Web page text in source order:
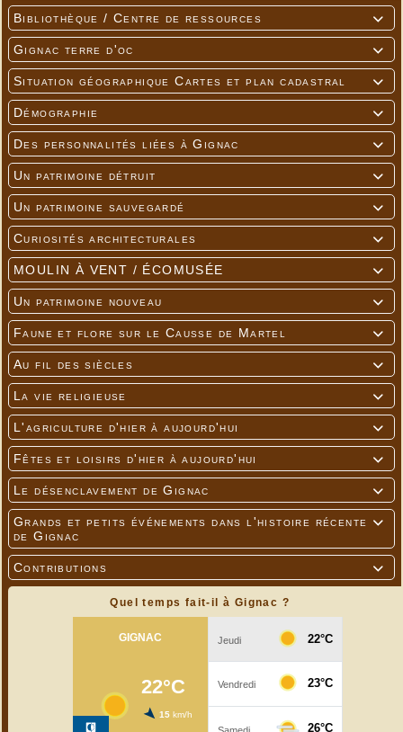

Bibliothèque / Centre de ressources

Gignac terre d'oc

Situation géographique Cartes et plan cadastral

Démographie

Des personnalités liées à Gignac

Un patrimoine détruit

Un patrimoine sauvegardé

Curiosités architecturales

MOULIN À VENT / ÉCOMUSÉE

Un patrimoine nouveau

Faune et flore sur le Causse de Martel

Au fil des siècles

La vie religieuse

L'agriculture d'hier à aujourd'hui

Fêtes et loisirs d'hier à aujourd'hui

Le désenclavement de Gignac

Grands et petits événements dans l'histoire récente
de Gignac

Contributions
Quel temps fait-il à Gignac ?